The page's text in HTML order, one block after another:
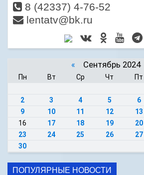
8 (42337) 4-76-52
lentatv@bk.ru
« Сентябрь 2024
Пн Вт Ср Чт Пт
2
3 4 5 6
9
10 11 12 13
16
17 18 19 20
23
24 25 26 27
30
ПОПУЛЯРНЫЕ НОВОСТИ